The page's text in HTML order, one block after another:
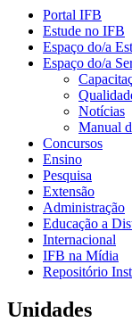
Portal IFB
Estude no IFB
Espaço do/a
Espaço do/a
Notícias
Manual
Concursos
Ensino
Pesquisa
Extensão
Administração
Educação a
Internacional
IFB na Mídia
Repositório
Unidades